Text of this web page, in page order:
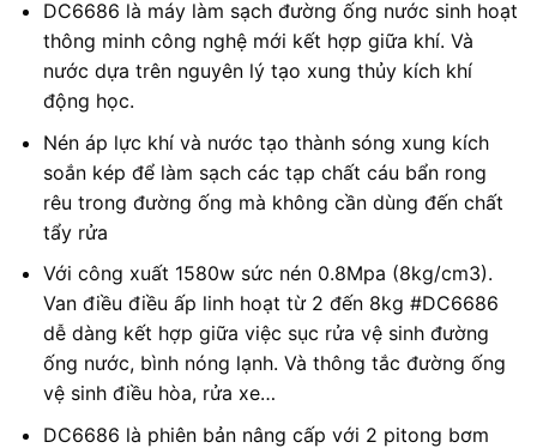
DC6686 là máy làm sạch đường ống nước sinh hoạt
thông minh công nghệ mới kết hợp giữa khí. Và
nước dựa trên nguyên lý tạo xung thủy kích khí
động học.
Nén áp lực khí và nước tạo thành sóng xung kích
soắn kép để làm sạch các tạp chất cáu bẩn rong
rêu trong đường ống mà không cần dùng đến chất
tẩy rửa
Với công xuất 1580w sức nén 0.8Mpa (8kg/cm3).
Van điều điều ấp linh hoạt từ 2 đến 8kg #DC6686
dễ dàng kết hợp giữa việc sục rửa vệ sinh đường
ống nước, bình nóng lạnh. Và thông tắc đường ống
vệ sinh điều hòa, rửa xe…
DC6686 là phiên bản nâng cấp với 2 pitong bơm